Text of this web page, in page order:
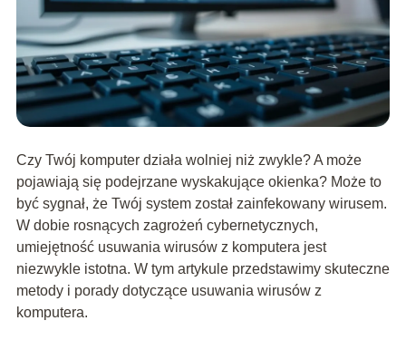
Czy Twój komputer działa wolniej niż zwykle? A może
pojawiają się podejrzane wyskakujące okienka? Może to
być sygnał, że Twój system został zainfekowany wirusem.
W dobie rosnących zagrożeń cybernetycznych,
umiejętność usuwania wirusów z komputera jest
niezwykle istotna. W tym artykule przedstawimy skuteczne
metody i porady dotyczące usuwania wirusów z
komputera.